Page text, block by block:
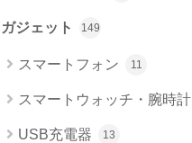
ガジェット 149
スマートフォン 11
スマートウォッチ・腕時計
USB充電器 13